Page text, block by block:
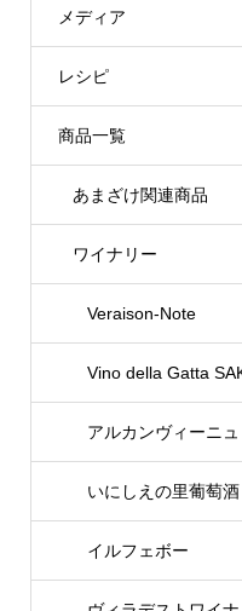
メディア
レシピ
商品一覧
あまざけ関連商品
ワイナリー
Veraison-Note
Vino della Gatta
アルカンヴィーニュ
いにしえの里葡萄酒
イルフェボー